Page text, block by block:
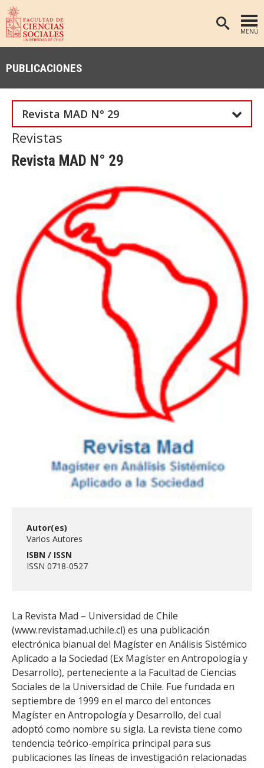
MENÚ
DEPARTAMENTOS
ANTROPOLOGÍA
PSICOLOGÍA
SOCIOLOGÍA
TRABAJO SOCIAL
PREGRADO
INVESTIGACIÓN
PUBLICACIONES
EXTENSIÓN
ADMISIÓN
ESTUDIANTES
ACADÉMICOS
FUNCIONARIOS
EGRESADOS
PUBLICACIONES
Revista MAD N° 29
Revistas
Revista MAD N° 29
Autor(es)
Varios Autores
ISBN / ISSN
ISSN 0718-0527
La Revista Mad – Universidad de Chile
(www.revistamad.uchile.cl) es una publicación
electrónica bianual del Magíster en Análisis Sistémico
Aplicado a la Sociedad (Ex Magíster en Antropología y
Desarrollo), perteneciente a la Facultad de Ciencias
Sociales de la Universidad de Chile. Fue fundada en
septiembre de 1999 en el marco del entonces
Magíster en Antropología y Desarrollo, del cual
adoptó como nombre su sigla. La revista tiene como
tendencia teórico-empírica principal para sus
publicaciones las líneas de investigación relacionadas